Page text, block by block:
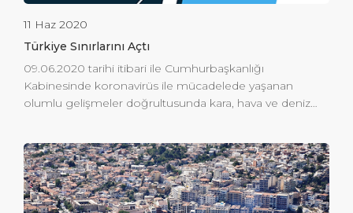
11 Haz 2020
Türkiye Sınırlarını Açtı
09.06.2020 tarihi itibari ile Cumhurbaşkanlığı
Kabinesinde koronavirüs ile mücadelede yaşanan
olumlu gelişmeler doğrultusunda kara, hava ve deniz
değerlendirildi. . Bu içerikte; 1. Covid-19 salgını ile
mücadele ve Türk vatandaşları ile yabancı uyrukluların
hava, kara ve deniz yoluyla İran’a giren / çıkan yolculara
giriş / çıkışlarını düzenleyen Bakanlığımız tarafından